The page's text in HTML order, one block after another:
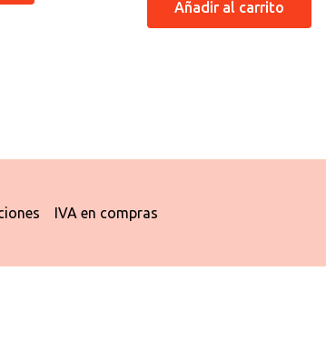
Añadir al carrito
IVA en compras